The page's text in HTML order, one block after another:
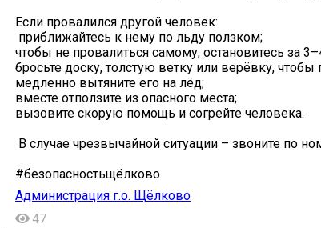
Если провалился другой человек:
приближайтесь к нему по льду ползком;
чтобы не провалиться самому, остановитесь за
бросьте доску, толстую ветку или верёвку,
медленно вытяните его на лёд;
вместе отползите из опасного места;
вызовите скорую помощь и согрейте человека.
В случае чрезвычайной ситуации – звоните по
#безопасностьщёлково
Администрация г.о. Щёлково
47